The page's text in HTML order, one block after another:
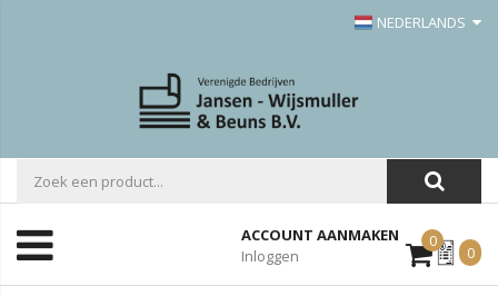
NEDERLANDS
ACCOUNT AANMAKEN
Inloggen
0Mijn
Offerte
0